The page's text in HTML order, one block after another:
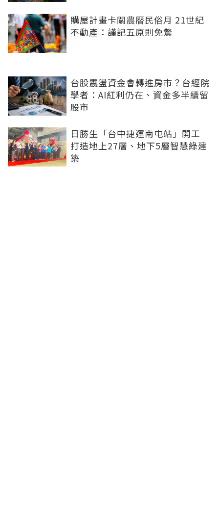
購屋計畫卡關農曆民俗月 21世紀
不動產：謹記五原則免驚
台股震盪資金會轉進房市？台經院
學者：AI紅利仍在、資金多半續留
股市
日勝生「台中捷運南屯站」開工
打造地上27層、地下5層智慧綠建
築